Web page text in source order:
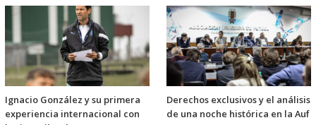
Ignacio González y su primera
experiencia internacional con
Derechos exclusivos y el análisis
de una noche histórica en la Auf